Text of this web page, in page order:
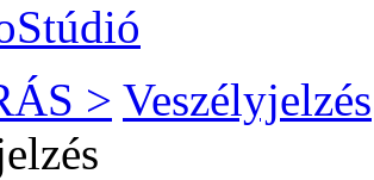
> Veszélyjelzés